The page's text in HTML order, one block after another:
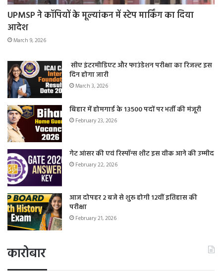
UPMSP ने कॉपियों के मूल्यांकन में स्टेप मार्किंग का दिया
आदेश
March 9, 2026
सीए इंटरमीडिएट और फाउंडेशन परीक्षा का रिजल्ट इस
दिन होगा जारी
March 3, 2026
बिहार में होमगार्ड के 13500 पदों पर भर्ती की मंजूरी
February 23, 2026
गेट आंसर की एवं रिस्पॉन्स शीट इस वीक आने की उम्मीद
February 22, 2026
आज दोपहर 2 बजे से शुरू होगी 12वीं इतिहास की
परीक्षा
February 21, 2026
कारोबार